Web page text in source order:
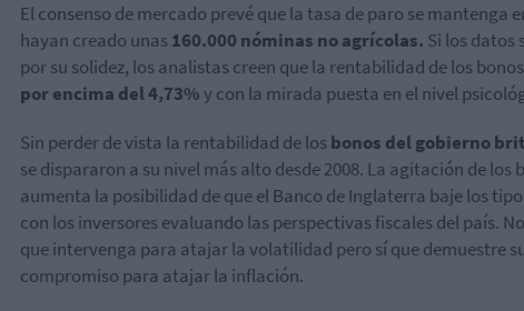
El consenso de mercado prevé que la tasa de paro se mantenga
hayan creado unas160.000 nóminas no agrícolas. Si los datos
por su solidez, los analistas creen que la rentabilidad de los
por encima del 4,73%y con la mirada puesta en el nivel
Sin perder de vista la rentabilidad de losbonos del gobierno
se dispararon a su nivel más alto desde 2008. La agitación de los
aumenta la posibilidad de que el Banco de Inglaterra baje los
con los inversores evaluando las perspectivas fiscales del país.
que intervenga para atajar la volatilidad pero sí que demuestre
compromiso para atajar la inflación.